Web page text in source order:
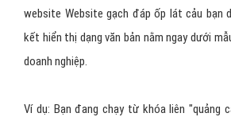
website Website gạch đáp ốp lát cảu bạn
kết hiển thị dạng văn bản nằm ngay dưới
doanh nghiệp.
Ví dụ: Bạn đang chạy từ khóa liên "quảng